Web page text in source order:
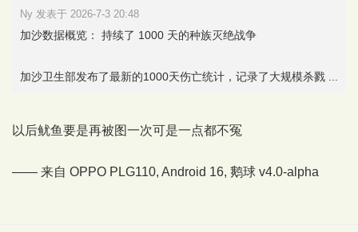
Ny 发表于 2026-7-3 20:48
加沙数据概览： 持续了 1000 天的种族灭绝战争
加沙卫生部发布了最新的1000天伤亡统计，记录了大规模杀戮 ...
以后鱿鱼要是再被图一次可是一点都不冤
—— 来自 OPPO PLG110, Android 16, 鹅球 v4.0-alpha